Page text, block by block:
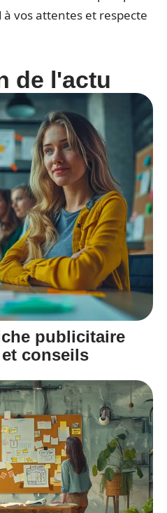
vos attentes et respecte
de l'actu
publicitaire
conseils